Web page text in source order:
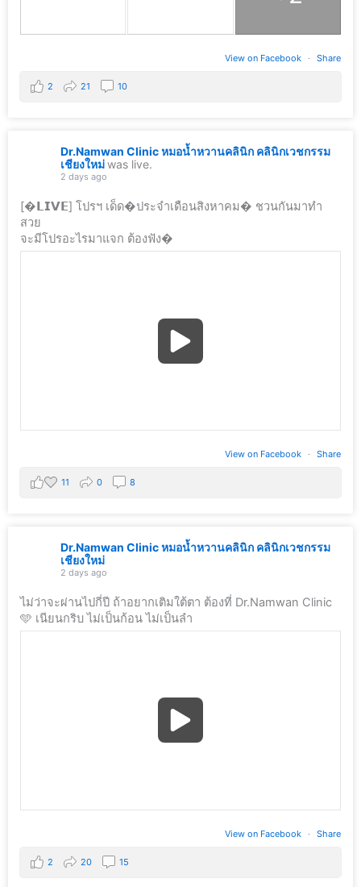
View on Facebook · Share
2 21 10
Dr.Namwan Clinic หมอน้ำหวานคลินิก คลินิกเวชกรรม
เชียงใหม่was live.
2 days ago
[�𝗟𝗜𝗩𝗘] โปรฯ เด็ด�ประจำเดือนสิงหาคม� ชวนกันมาทำ
สวย
จะมีโปรอะไรมาแจก ต้องฟัง�
View on Facebook · Share
11 0 8
Dr.Namwan Clinic หมอน้ำหวานคลินิก คลินิกเวชกรรม
เชียงใหม่
2 days ago
ไม่ว่าจะผ่านไปกี่ปี ถ้าอยากเติมใต้ตา ต้องที่ Dr.Namwan Clinic
🩵 เนียนกริบ ไม่เป็นก้อน ไม่เป็นลำ
View on Facebook · Share
2 20 15